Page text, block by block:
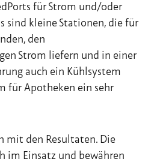
für Strom und/oder
sind kleine Stationen, die für
den
Strom liefern und in einer
auch ein Kühlsystem
für Apotheken ein sehr
mit den Resultaten. Die
im Einsatz und bewähren